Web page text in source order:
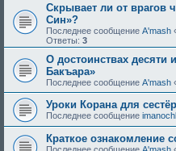
Скрывает ли от врагов
Син»?
Последнее сообщение A'mash
Ответы: 3
О достоинствах десяти
Бакъара»
Последнее сообщение A'mash
Уроки Корана для
Последнее сообщение
Краткое ознакомление